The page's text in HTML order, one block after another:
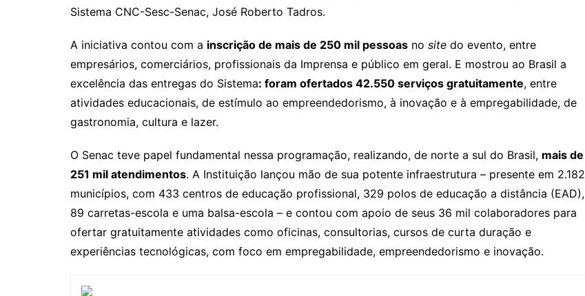
Sistema CNC-Sesc-Senac, José Roberto Tadros.
A iniciativa contou com a inscrição de mais de 250 mil pessoas no site do evento, entre
empresários, comerciários, profissionais da Imprensa e público em geral. E mostrou ao Brasil a
excelência das entregas do Sistema: foram ofertados 42.550 serviços gratuitamente, entre
atividades educacionais, de estímulo ao empreendedorismo, à inovação e à empregabilidade, de
gastronomia, cultura e lazer.
O Senac teve papel fundamental nessa programação, realizando, de norte a sul do Brasil, mais de
251 mil atendimentos. A Instituição lançou mão de sua potente infraestrutura – presente em 2.182
municípios, com 433 centros de educação profissional, 329 polos de educação a distância (EAD),
89 carretas-escola e uma balsa-escola – e contou com apoio de seus 36 mil colaboradores para
ofertar gratuitamente atividades como oficinas, consultorias, cursos de curta duração e
experiências tecnológicas, com foco em empregabilidade, empreendedorismo e inovação.